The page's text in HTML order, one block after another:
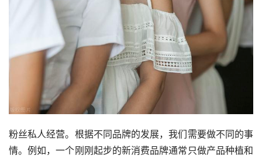
粉丝私人经营。根据不同品牌的发展，我们需要做不同的事
情。例如，一个刚刚起步的新消费品牌通常只做产品种植和